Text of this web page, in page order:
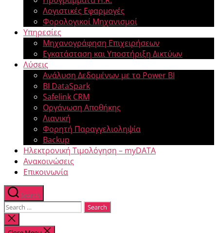
Λογιστικές Εφαρμογές
Φορολογικοί Μηχανισμοί
Υπηρεσίες
Μηχανογράφηση Επιχειρήσεων
Εγκατάσταση και Υποστήριξη Δικτύων
Λύσεις
Ανάλυση Δεδομένων με το Power BI
BI DataSpark
Safelink CRM
Οργάνωση Αποθήκης
Λιανική
Φορητή Παραγγελιοληψία
Backup
Ηλεκτρονική Τιμολόγηση – myDATA
Ανακοινώσεις
Επικοινωνία
Search